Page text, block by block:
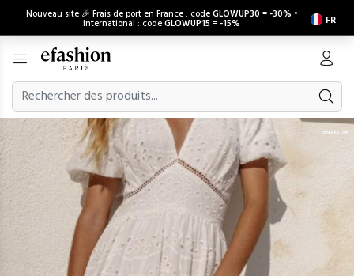
Nouveau site 🎉 Frais de port en France : codeGLOWUP30 = -30% •
International : codeGLOWUP15 = -15% FR